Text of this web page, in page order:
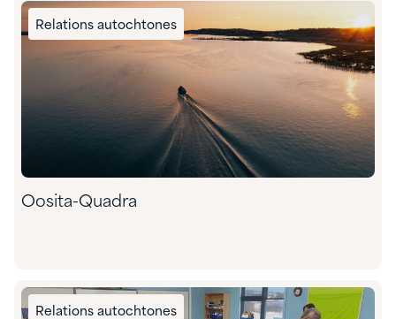
Relations autochtones
Oosita-Quadra
Relations autochtones